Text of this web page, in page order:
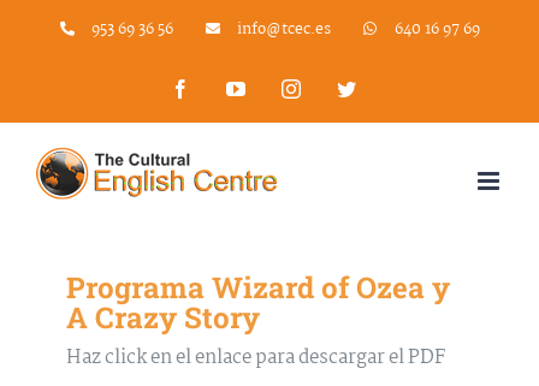
953 69 36 56 info@tcec.es 640 16 97 69
FacebookYouTubeInstagramTwitter
Programa Wizard of Ozea y
A Crazy Story
Haz click en el enlace para descargar el PDF